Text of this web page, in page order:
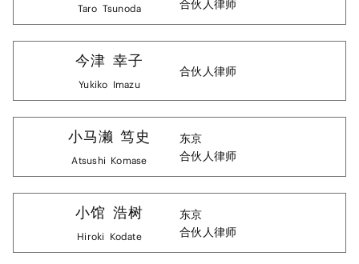
Taro Tsunoda 合伙人律师
今津 幸子
Yukiko Imazu
合伙人律师
小马濑 笃史
Atsushi Komase
东京
合伙人律师
小馆 浩树
Hiroki Kodate
东京
合伙人律师